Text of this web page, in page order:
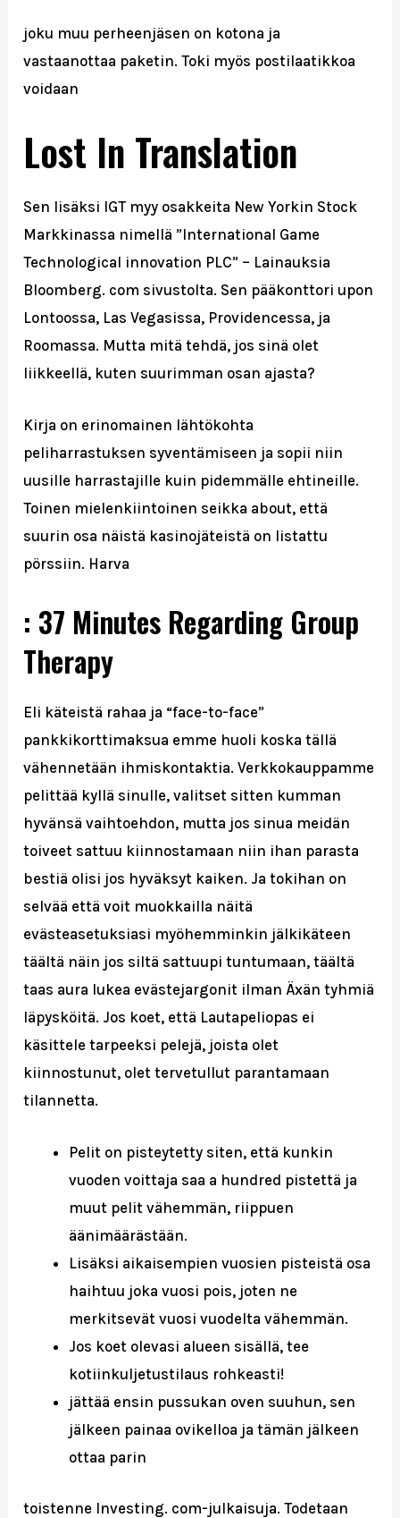
joku muu perheenjäsen on kotona ja
vastaanottaa paketin. Toki myös postilaatikkoa
voidaan
Lost In Translation
Sen lisäksi IGT myy osakkeita New Yorkin Stock
Markkinassa nimellä ”International Game
Technological innovation PLC” – Lainauksia
Bloomberg. com sivustolta. Sen pääkonttori upon
Lontoossa, Las Vegasissa, Providencessa, ja
Roomassa. Mutta mitä tehdä, jos sinä olet
liikkeellä, kuten suurimman osan ajasta?
Kirja on erinomainen lähtökohta
peliharrastuksen syventämiseen ja sopii niin
uusille harrastajille kuin pidemmälle ehtineille.
Toinen mielenkiintoinen seikka about, että
suurin osa näistä kasinojäteistä on listattu
pörssiin. Harva
: 37 Minutes Regarding Group
Therapy
Eli käteistä rahaa ja “face-to-face”
pankkikorttimaksua emme huoli koska tällä
vähennetään ihmiskontaktia. Verkkokauppamme
pelittää kyllä sinulle, valitset sitten kumman
hyvänsä vaihtoehdon, mutta jos sinua meidän
toiveet sattuu kiinnostamaan niin ihan parasta
bestiä olisi jos hyväksyt kaiken. Ja tokihan on
selvää että voit muokkailla näitä
evästeasetuksiasi myöhemminkin jälkikäteen
täältä näin jos siltä sattuupi tuntumaan, täältä
taas aura lukea evästejargonit ilman Äxän tyhmiä
läpysköitä. Jos koet, että Lautapeliopas ei
käsittele tarpeeksi pelejä, joista olet
kiinnostunut, olet tervetullut parantamaan
tilannetta.
Pelit on pisteytetty siten, että kunkin
vuoden voittaja saa a hundred pistettä ja
muut pelit vähemmän, riippuen
äänimäärästään.
Lisäksi aikaisempien vuosien pisteistä osa
haihtuu joka vuosi pois, joten ne
merkitsevät vuosi vuodelta vähemmän.
Jos koet olevasi alueen sisällä, tee
kotiinkuljetustilaus rohkeasti!
jättää ensin pussukan oven suuhun, sen
jälkeen painaa ovikelloa ja tämän jälkeen
ottaa parin
toistenne Investing. com-julkaisuja. Todetaan